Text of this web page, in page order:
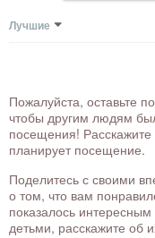
Лучшие
Пожалуйста, оставьте
чтобы другим людям
посещения! Расскажите
планирует посещение.
Поделитесь с своими
о том, что вам
показалось
детьми, расскажите об